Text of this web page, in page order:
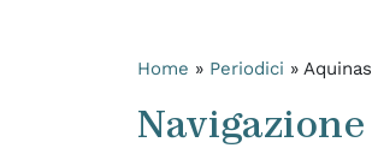
Home » Periodici »